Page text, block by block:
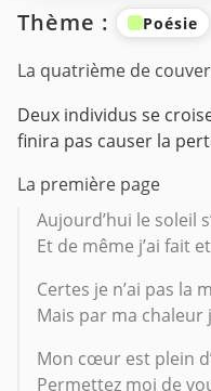
Thème : Poésie
La quatrième de
Deux individus se
finira pas causer la
La première page
Aujourd’hui le soleil
Et de même j’ai fait
Certes je n’ai pas la
Mais par ma chaleur
Mon cœur est plein
Permettez moi de